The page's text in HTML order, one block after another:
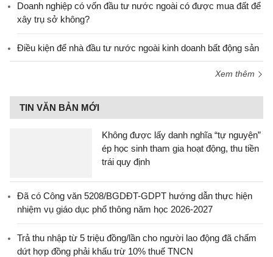
Doanh nghiệp có vốn đầu tư nước ngoài có được mua đất để
xây trụ sở không?
Điều kiện để nhà đầu tư nước ngoài kinh doanh bất động sản
Xem thêm
TIN VĂN BẢN MỚI
Không được lấy danh nghĩa “tự nguyện”
ép học sinh tham gia hoạt động, thu tiền
trái quy định
Đã có Công văn 5208/BGDĐT-GDPT hướng dẫn thực hiện
nhiệm vụ giáo dục phổ thông năm học 2026-2027
Trả thu nhập từ 5 triệu đồng/lần cho người lao động đã chấm
dứt hợp đồng phải khấu trừ 10% thuế TNCN